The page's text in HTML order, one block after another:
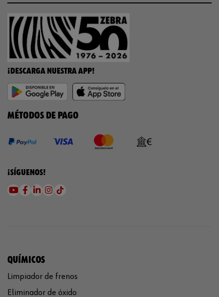
¡DESCARGA NUESTRA APP!
MÉTODOS DE PAGO
¡SÍGUENOS!
QUÍMICOS
Limpiador de frenos
Eliminador de óxido